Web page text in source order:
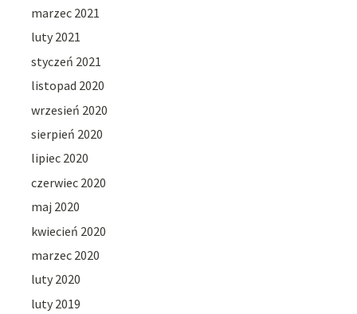
marzec 2021
luty 2021
styczeń 2021
listopad 2020
wrzesień 2020
sierpień 2020
lipiec 2020
czerwiec 2020
maj 2020
kwiecień 2020
marzec 2020
luty 2020
luty 2019